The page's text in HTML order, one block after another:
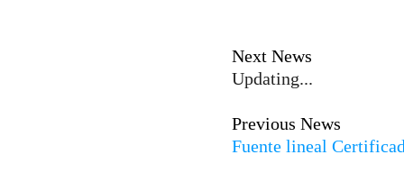
Next News
Updating...
Previous News
Fuente lineal